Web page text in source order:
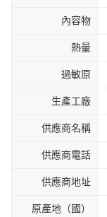
內容物
熱量
過敏原
生產工廠
供應商名稱
供應商電話
供應商地址
原產地（國）